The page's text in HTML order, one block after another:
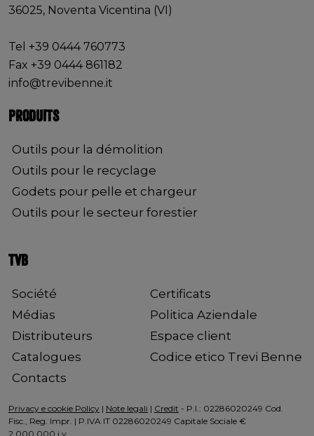
36025, Noventa Vicentina (VI)
Tel +39 0444 760773
Fax +39 0444 861182
info@trevibenne.it
PRODUITS
Outils pour la démolition
Outils pour le recyclage
Godets pour pelle et chargeur
Outils pour le secteur forestier
TVB
Société
Médias
Distributeurs
Catalogues
Contacts
Certificats
Politica Aziendale
Espace client
Codice etico Trevi Benne
Privacy e cookie Policy | Note legali | Credit - P.I.: 02286020249 Cod.
Fisc., Reg. Impr. | P.IVA IT 02286020249 Capitale Sociale €
2.000.000 i.v.